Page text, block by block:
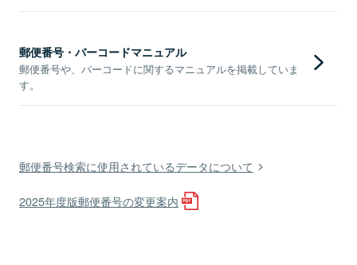
郵便番号・バーコードマニュアル
郵便番号や、バーコードに関するマニュアルを掲載していま
す。
郵便番号検索に使用されているデータについて
2025年度版郵便番号の変更案内